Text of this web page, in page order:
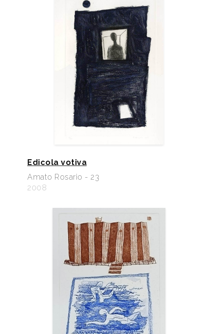
Edicola votiva
Amato Rosario - 23
2008